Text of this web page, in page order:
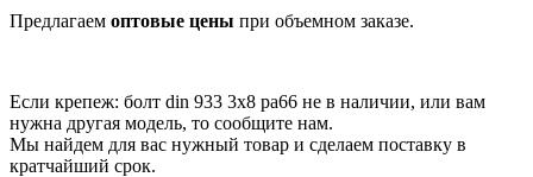
Предлагаем оптовые цены при объемном заказе.
Если крепеж: болт din 933 3x8 pa66 не в наличии, или вам
нужна другая модель, то сообщите нам.
Мы найдем для вас нужный товар и сделаем поставку в
кратчайший срок.